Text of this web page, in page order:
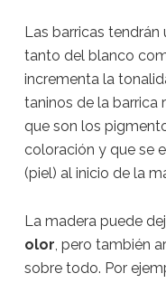
Las barricas
tanto del blanco
incrementa la
taninos de la barrica
que son los
coloración y que se
(piel) al inicio de la
La madera puede
olor, pero también
sobre todo. Por